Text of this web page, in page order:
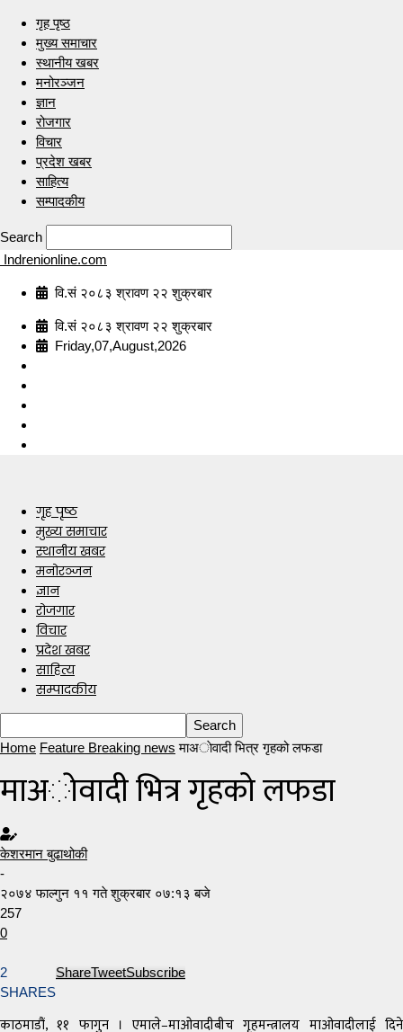
गृह पृष्ठ
मुख्य समाचार
स्थानीय खबर
मनोरञ्जन
ज्ञान
रोजगार
विचार
प्रदेश खबर
साहित्य
सम्पादकीय
Search
Indrenionline.com
वि.सं २०८३ श्रावण २२ शुक्रबार
वि.सं २०८३ श्रावण २२ शुक्रबार
Friday,07,August,2026
गृह पृष्ठ
मुख्य समाचार
स्थानीय खबर
मनोरञ्जन
ज्ञान
रोजगार
विचार
प्रदेश खबर
साहित्य
सम्पादकीय
Home Feature Breaking news माअाेवादी भित्र गृहको लफडा
माअाेवादी भित्र गृहको लफडा
केशरमान बुढाथोकी
-
२०७४ फाल्गुन ११ गते शुक्रबार ०७:१३ बजे
257
0
2
SHARES
ShareTweetSubscribe
काठमाडौं, ११ फागुन । एमाले–माओवादीबीच गृहमन्त्रालय माओवादीलाई दिने